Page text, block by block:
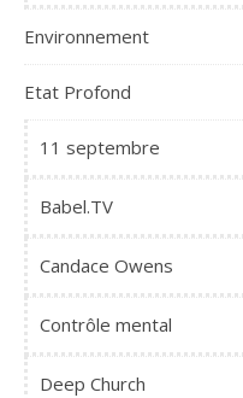
Environnement
Etat Profond
11 septembre
Babel.TV
Candace Owens
Contrôle mental
Deep Church